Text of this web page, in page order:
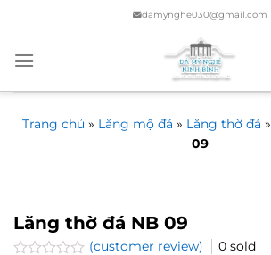
nội
damynghe030@gmail.com
Trang chủ » Lăng mộ đá » Lăng thờ đá »
09
Lăng thờ đá NB 09
(customer review) 0sold